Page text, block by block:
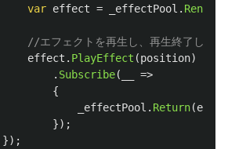
var effect = _effectPool . Rent
//エフェクトを再生し、再生終了した
effect . PlayEffect (position)
. Subscribe(
=>
{
_effectPool . Return(
});
});